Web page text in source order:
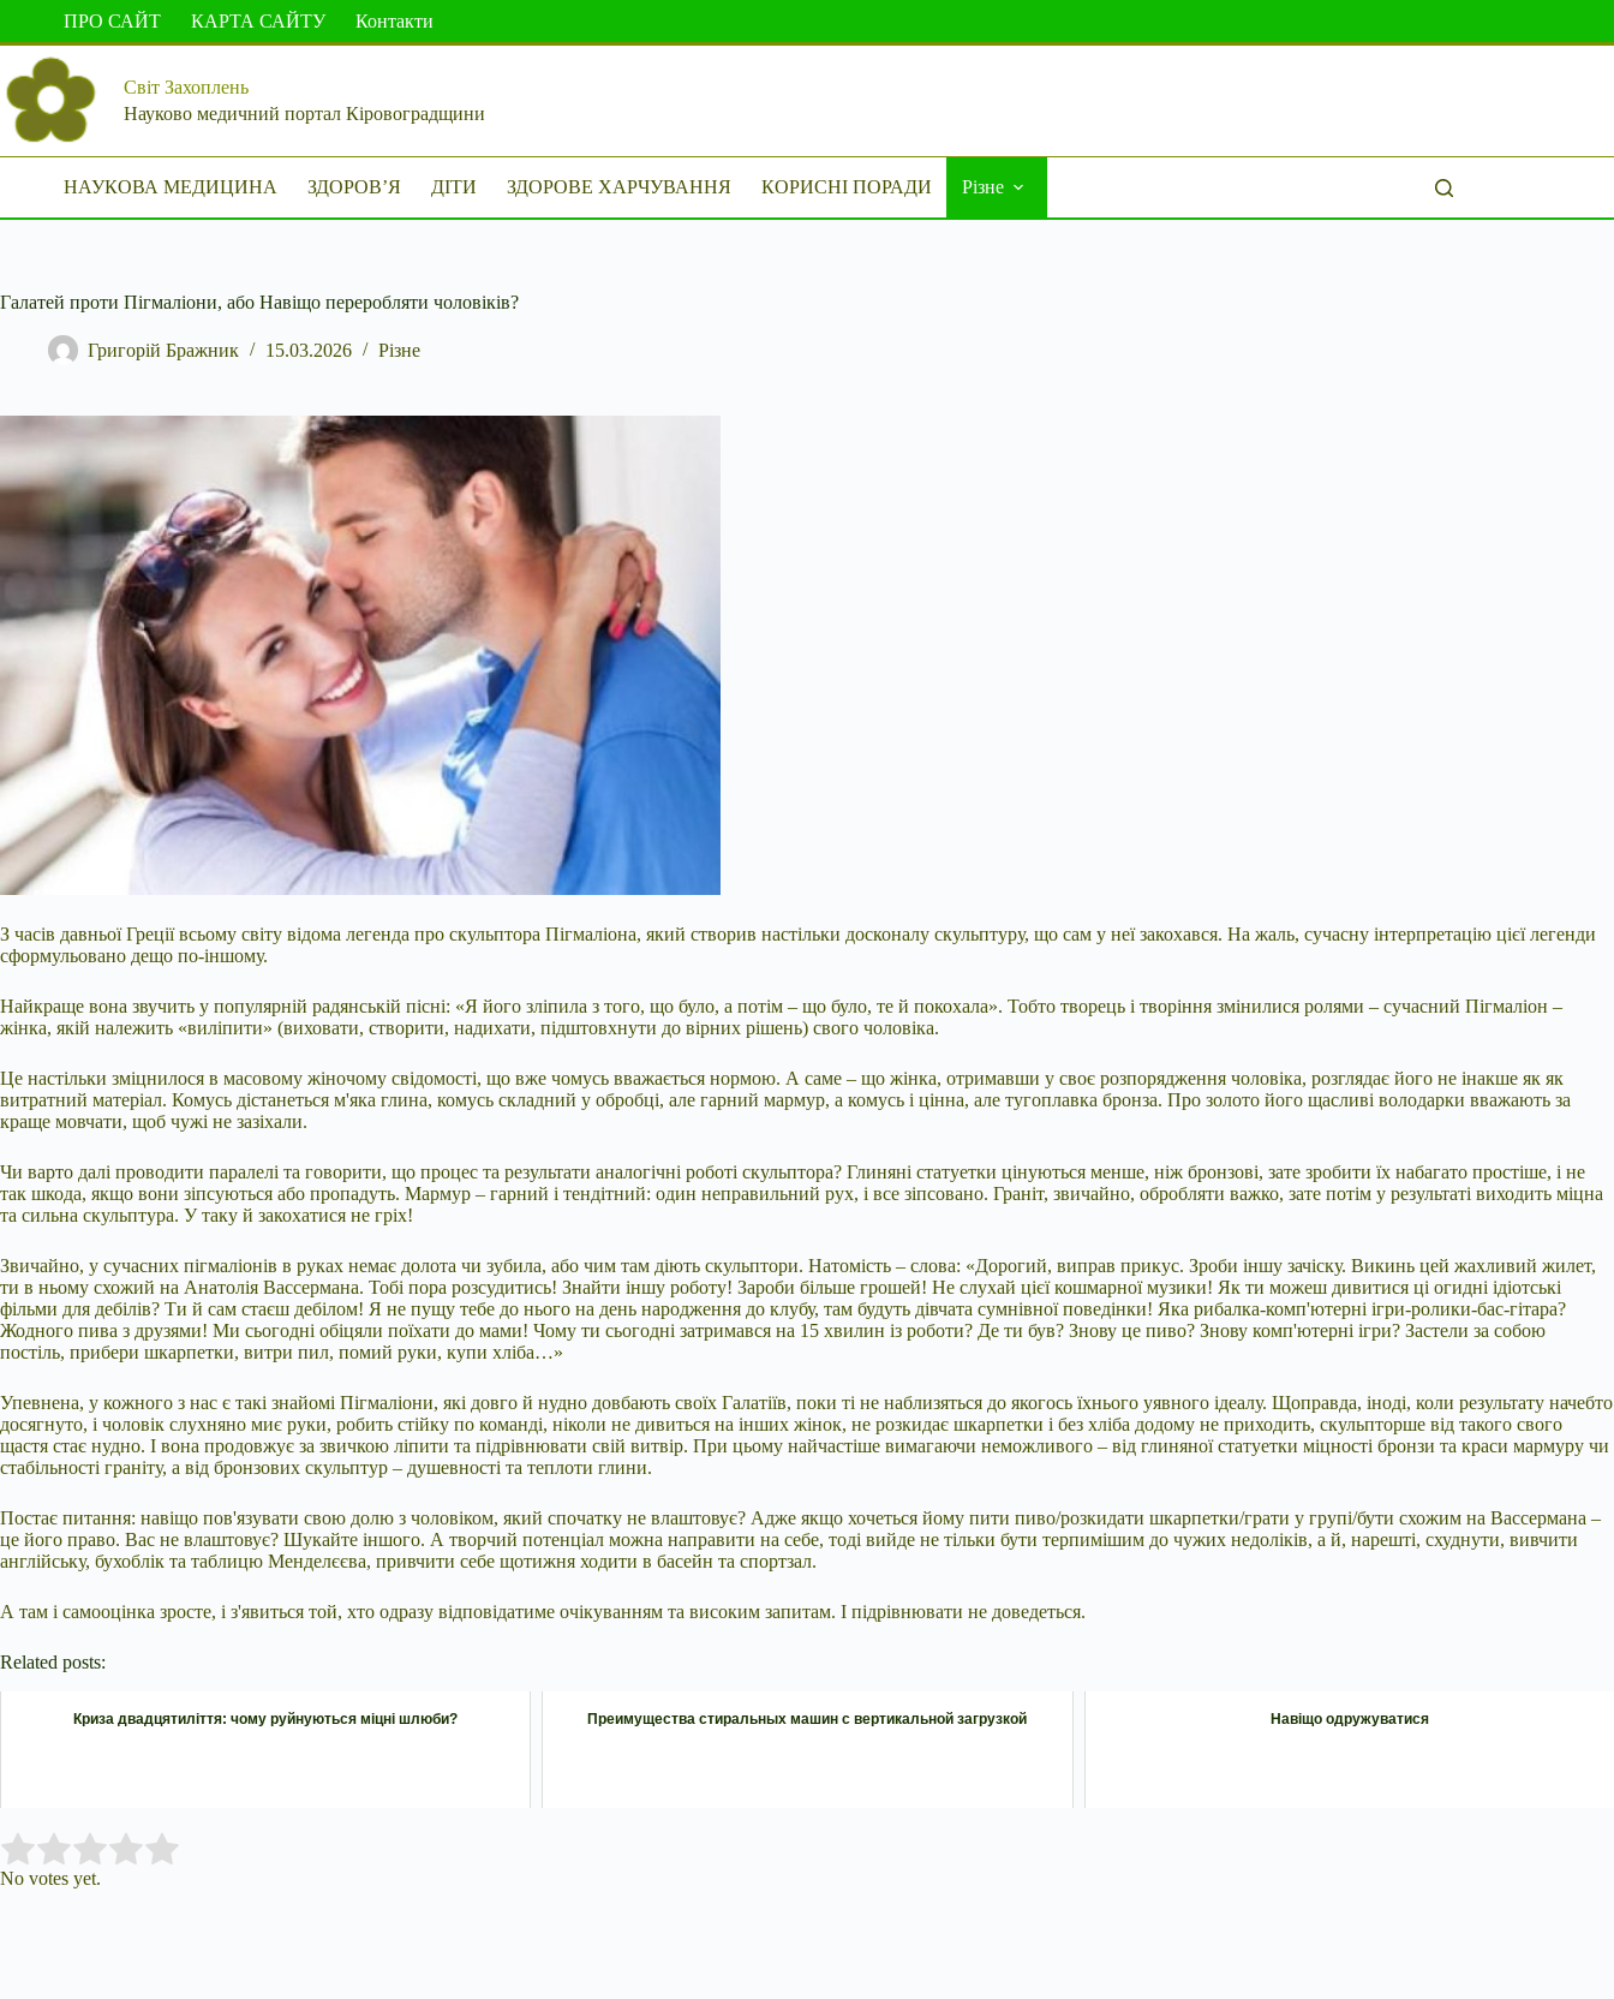
вмісту
ПРО САЙТ КАРТА САЙТУ Контакти
Світ Захоплень
Науково медичний портал Кіровоградщини
НАУКОВА МЕДИЦИНА ЗДОРОВ’Я ДІТИ ЗДОРОВЕ ХАРЧУВАННЯ КОРИСНІ ПОРАДИ Різне
Галатей проти Пігмаліони, або Навіщо переробляти чоловіків?
Григорій Бражник 15.03.2026 Різне
З часів давньої Греції всьому світу відома легенда про скульптора Пігмаліона, який створив настільки досконалу скульптуру, що сам у неї закохався. На жаль, сучасну інтерпретацію цієї легенди
сформульовано дещо по-іншому.
Найкраще вона звучить у популярній радянській пісні: «Я його зліпила з того, що було, а потім – що було, те й покохала». Тобто творець і творіння змінилися ролями – сучасний Пігмаліон –
жінка, якій належить «виліпити» (виховати, створити, надихати, підштовхнути до вірних рішень) свого чоловіка.
Це настільки зміцнилося в масовому жіночому свідомості, що вже чомусь вважається нормою. А саме – що жінка, отримавши у своє розпорядження чоловіка, розглядає його не інакше як як
витратний матеріал. Комусь дістанеться м'яка глина, комусь складний у обробці, але гарний мармур, а комусь і цінна, але тугоплавка бронза. Про золото його щасливі володарки вважають за
краще мовчати, щоб чужі не зазіхали.
Чи варто далі проводити паралелі та говорити, що процес та результати аналогічні роботі скульптора? Глиняні статуетки цінуються менше, ніж бронзові, зате зробити їх набагато простіше, і не
так шкода, якщо вони зіпсуються або пропадуть. Мармур – гарний і тендітний: один неправильний рух, і все зіпсовано. Граніт, звичайно, обробляти важко, зате потім у результаті виходить міцна
та сильна скульптура. У таку й закохатися не гріх!
Звичайно, у сучасних пігмаліонів в руках немає долота чи зубила, або чим там діють скульптори. Натомість – слова: «Дорогий, виправ прикус. Зроби іншу зачіску. Викинь цей жахливий жилет,
ти в ньому схожий на Анатолія Вассермана. Тобі пора розсудитись! Знайти іншу роботу! Зароби більше грошей! Не слухай цієї кошмарної музики! Як ти можеш дивитися ці огидні ідіотські
фільми для дебілів? Ти й сам стаєш дебілом! Я не пущу тебе до нього на день народження до клубу, там будуть дівчата сумнівної поведінки! Яка рибалка-комп'ютерні ігри-ролики-бас-гітара?
Жодного пива з друзями! Ми сьогодні обіцяли поїхати до мами! Чому ти сьогодні затримався на 15 хвилин із роботи? Де ти був? Знову це пиво? Знову комп'ютерні ігри? Застели за собою
постіль, прибери шкарпетки, витри пил, помий руки, купи хліба…»
Упевнена, у кожного з нас є такі знайомі Пігмаліони, які довго й нудно довбають своїх Галатіїв, поки ті не наблизяться до якогось їхнього уявного ідеалу. Щоправда, іноді, коли результату начебто
досягнуто, і чоловік слухняно миє руки, робить стійку по команді, ніколи не дивиться на інших жінок, не розкидає шкарпетки і без хліба додому не приходить, скульпторше від такого свого
щастя стає нудно. І вона продовжує за звичкою ліпити та підрівнювати свій витвір. При цьому найчастіше вимагаючи неможливого – від глиняної статуетки міцності бронзи та краси мармуру чи
стабільності граніту, а від бронзових скульптур – душевності та теплоти глини.
Постає питання: навіщо пов'язувати свою долю з чоловіком, який спочатку не влаштовує? Адже якщо хочеться йому пити пиво/розкидати шкарпетки/грати у групі/бути схожим на Вассермана –
це його право. Вас не влаштовує? Шукайте іншого. А творчий потенціал можна направити на себе, тоді вийде не тільки бути терпимішим до чужих недоліків, а й, нарешті, схуднути, вивчити
англійську, бухоблік та таблицю Менделєєва, привчити себе щотижня ходити в басейн та спортзал.
А там і самооцінка зросте, і з'явиться той, хто одразу відповідатиме очікуванням та високим запитам. І підрівнювати не доведеться.
Related posts:
Криза двадцятиліття: чому руйнуються міцні шлюби? Преимущества стиральных машин с вертикальной загрузкой Навіщо одружуватися
Rate this item:
No votes yet.